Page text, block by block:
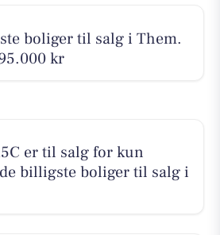
boliger til salg i Them.
kr
er til salg for kun
billigste boliger til salg i